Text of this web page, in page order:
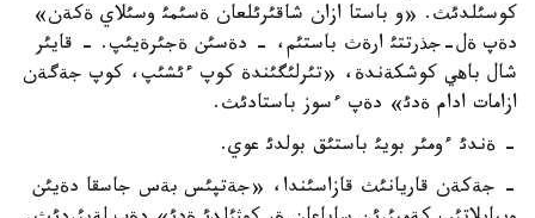
كوسئلدئث. «و باستا ازان شاقئرئلعان ةسئمئ وسئلاي ةكةن»
دةپ ةل-جذرتتئ ارةث باستئم، - دةسئن ةجئرةيئپ. - قايئر
شال باهي كوشكةندة، «تئرلئگئندة كوپ ءئشئپ، كوپ جةگةن
ازامات ادام ةدئ» دةپ ءسوز باستادئث.
- ةندئ ءومئر بويئ باستئق بولدئ عوي.
- جةكةن قاريانئث قازاسئندا، «جةتپئس بةس جاسقا دةيئن